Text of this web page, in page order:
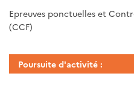
Epreuves ponctuelles et
(CCF)
Poursuite d'activité :